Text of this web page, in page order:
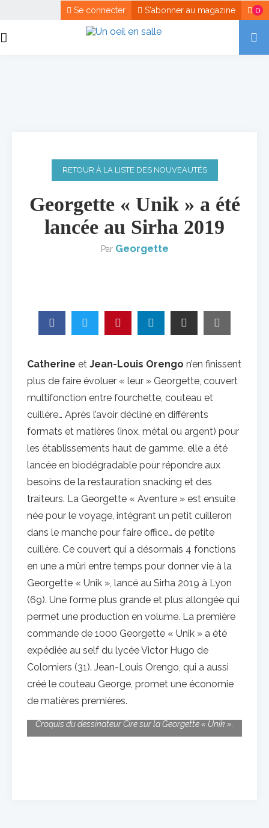
0
S'abonner au magazine
Se connecter
RETOUR À LA LISTE DES NOUVEAUTÉS
Georgette « Unik » a été
lancée au Sirha 2019
Par Georgette
Catherine et Jean-Louis Orengo n’en finissent
plus de faire évoluer « leur » Georgette, couvert
multifonction entre fourchette, couteau et
cuillère… Après l’avoir décliné en différents
formats et matières (inox, métal ou argent) pour
les établissements haut de gamme, elle a été
lancée en biodégradable pour répondre aux
besoins de la restauration snacking et des
traiteurs. La Georgette « Aventure » est ensuite
née pour le voyage, intégrant un petit cuilleron
dans le manche pour faire office… de petite
cuillère. Ce couvert qui a désormais 4 fonctions
en une a mûri entre temps pour donner vie à la
Georgette « Unik », lancé au Sirha 2019 à Lyon
(69). Une forme plus grande et plus allongée qui
permet une production en volume. La première
commande de 1000 Georgette « Unik » a été
expédiée au self du lycée Victor Hugo de
Colomiers (31). Jean-Louis Orengo, qui a aussi
créé le couteau George, promet une économie
de matières premières.
Croquis du dessinateur Cire sur la Georgette « Unik ».